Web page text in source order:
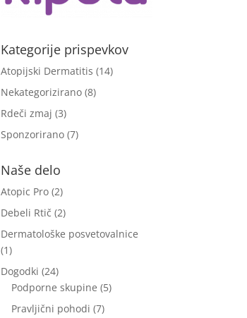
Kategorije prispevkov
Atopijski Dermatitis (14)
Nekategorizirano(8)
Rdeči zmaj (3)
Sponzorirano(7)
Naše delo
Atopic Pro(2)
Debeli Rtič (2)
Dermatološke posvetovalnice
(1)
Dogodki (24)
Podporne skupine (5)
Pravljični pohodi (7)